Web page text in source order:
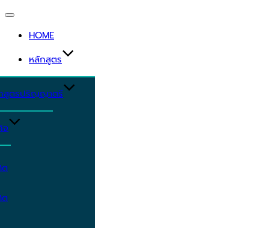
Toggle
navigation
HOME
หลักสูตร
สูตรปริญญาตรี
จ
ต
ต